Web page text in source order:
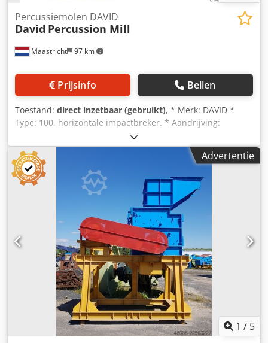
Maastricht 97 km
Percussiemolen DAVID
David Percussion Mill
Prijsinfo Bellen
Toestand: direct inzetbaar (gebruikt), * Merk: DAVID *
Type: 100, horizontale impactbreker. * Aandrijving:
Elektromotor, 200 kW. Crsdpfezn In Ajx Adyjf
Advertentie
1 / 5